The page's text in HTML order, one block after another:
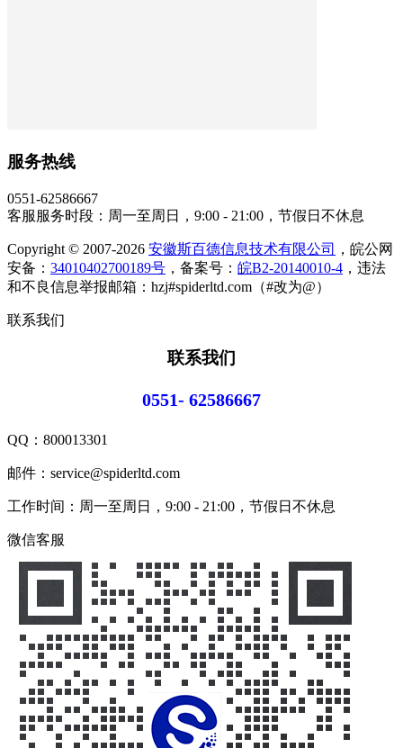
服务热线
0551-62586667
客服服务时段：周一至周日，9:00 - 21:00，节假日不休息
Copyright © 2007-2026 安徽斯百德信息技术有限公司
，皖公网
安备： 34010402700189号 ，备案号： 皖B2-20140010-4 ，违法
和不良信息举报邮箱：hzj#spiderltd.com（#改为@）
联系我们
联系我们
0551- 62586667
QQ： 800013301
邮件：service@spiderltd.com
工作时间：周一至周日，9:00 - 21:00，节假日不休息
微信客服